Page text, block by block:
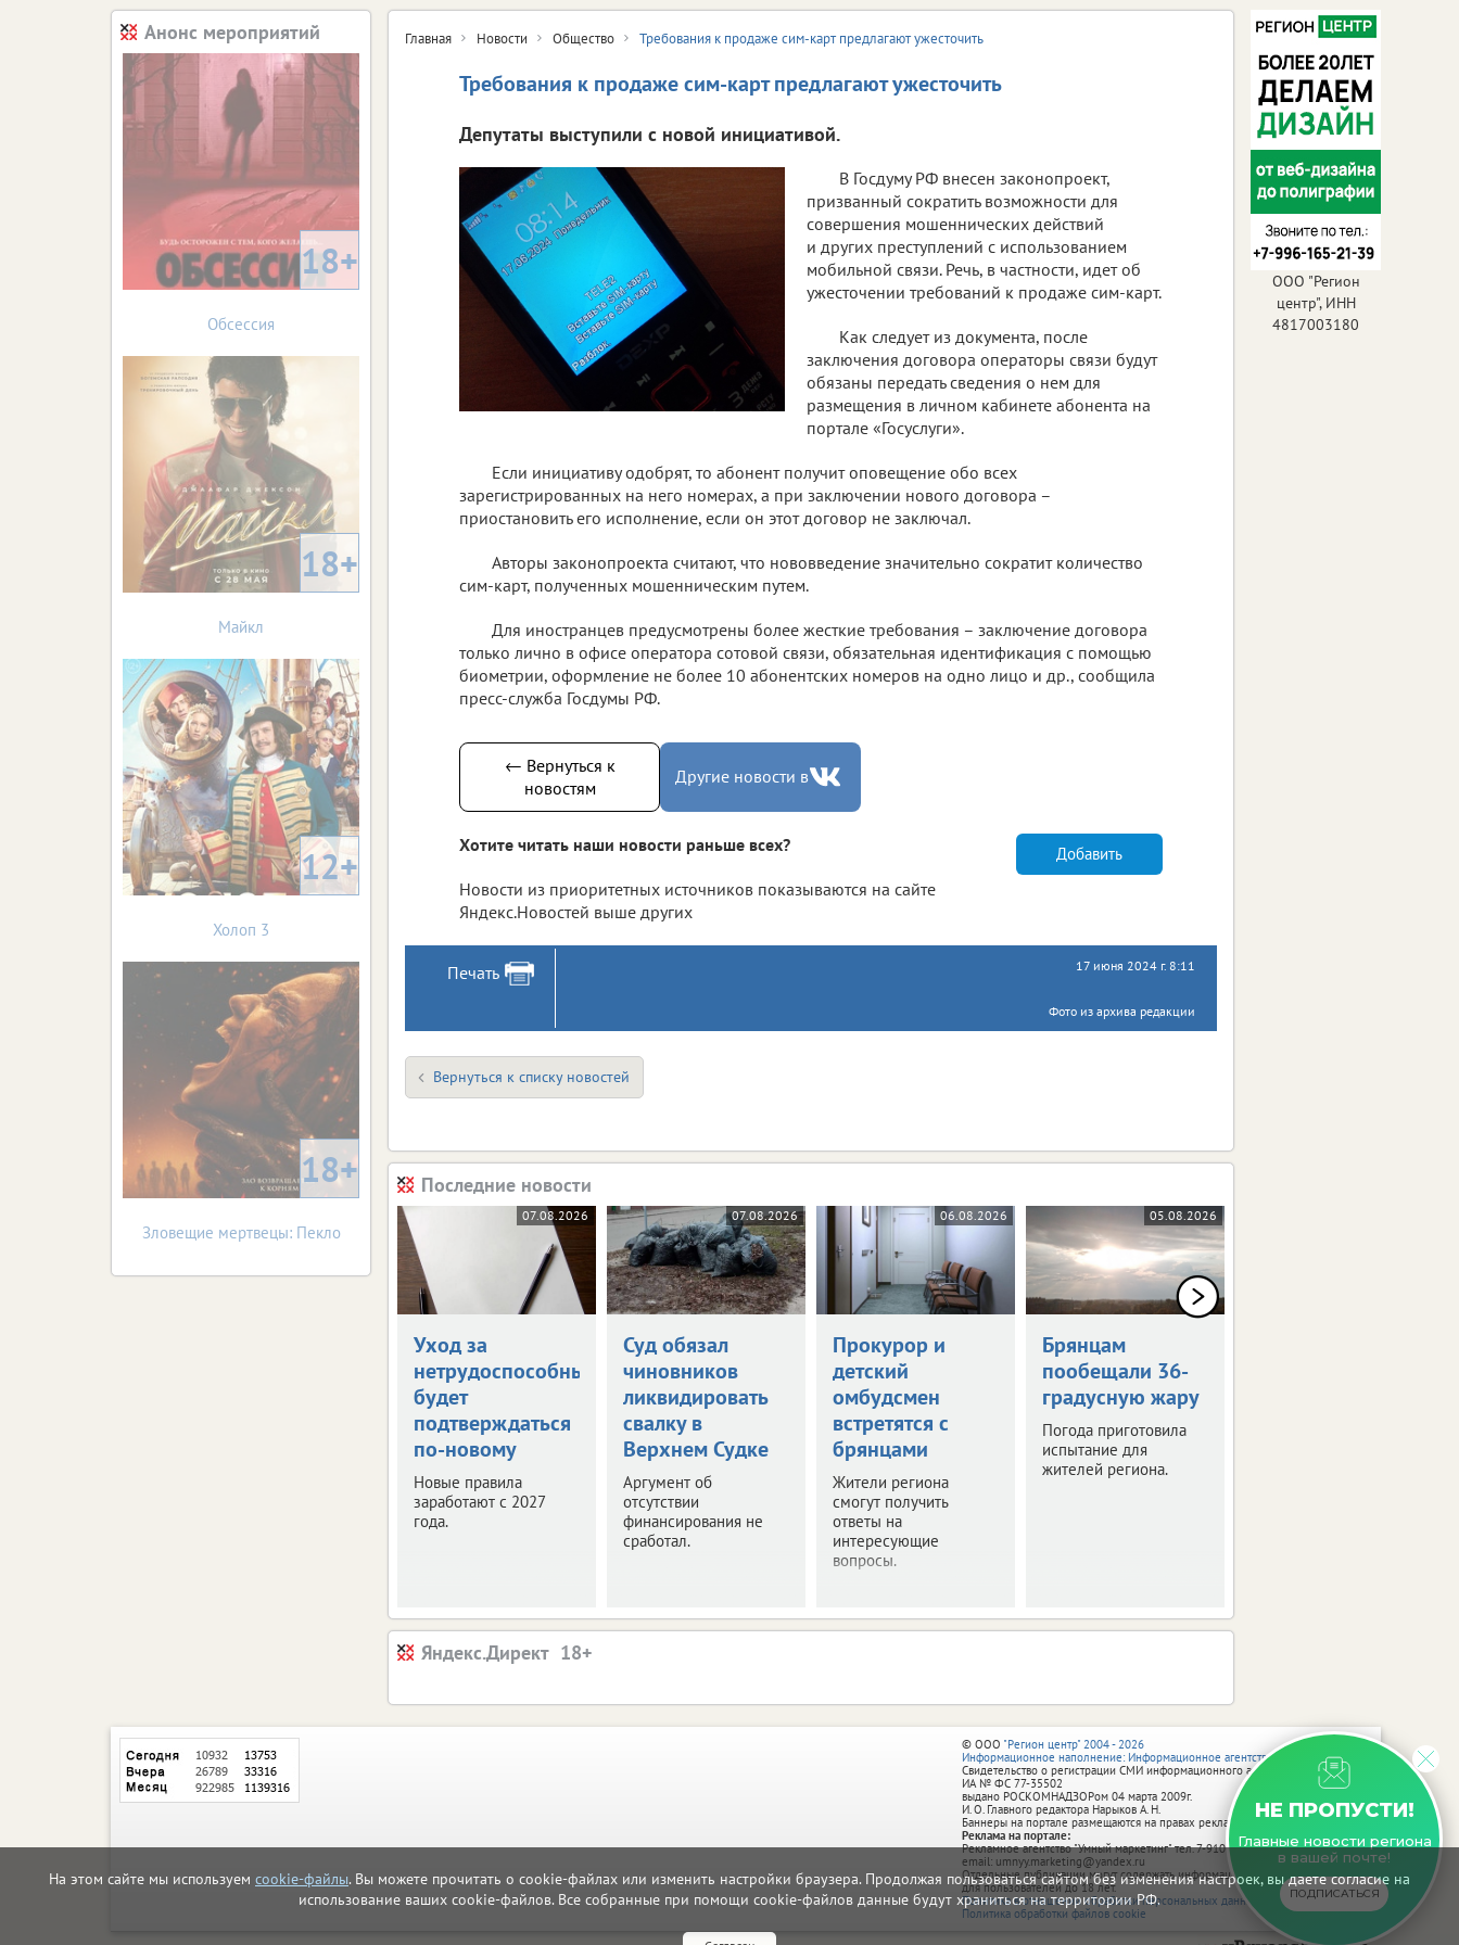
На этом сайте мы используем cookie-файлы. Вы можете прочитать о cookie-файлах или изменить настройки браузера. Продолжая пользоваться сайтом без изменения настроек, вы даете согласие на
использование ваших cookie-файлов. Все собранные при помощи cookie-файлов данные будут храниться на территории РФ.
Главная Новости Общество Требования к продаже сим-карт предлагают ужесточить
Требования к продаже сим-карт предлагают ужесточить
Депутаты выступили с новой инициативой.
В Госдуму РФ внесен законопроект,
призванный сократить возможности для
совершения мошеннических действий
и других преступлений с использованием
мобильной связи. Речь, в частности, идет об
ужесточении требований к продаже сим-карт.
Как следует из документа, после
заключения договора операторы связи будут
обязаны передать сведения о нем для
размещения в личном кабинете абонента на
портале «Госуслуги».
Если инициативу одобрят, то абонент получит оповещение обо всех
зарегистрированных на него номерах, а при заключении нового договора –
приостановить его исполнение, если он этот договор не заключал.
Авторы законопроекта считают, что нововведение значительно сократит количество
сим-карт, полученных мошенническим путем.
Для иностранцев предусмотрены более жесткие требования – заключение договора
только лично в офисе оператора сотовой связи, обязательная идентификация с помощью
биометрии, оформление не более 10 абонентских номеров на одно лицо и др., сообщила
пресс-служба Госдумы РФ.
← Вернуться к
новостям
Другие новости в
Хотите читать наши новости раньше всех?
Новости из приоритетных источников показываются на сайте
Яндекс.Новостей выше других
Добавить
Печать 17 июня 2024 г. 8:11
Фото из архива редакции
Вернуться к списку новостей
Последние новости
07.08.2026
Уход за
нетрудоспособными
будет
подтверждаться
по-новому
Новые правила
заработают с 2027
года.
07.08.2026
Суд обязал
чиновников
ликвидировать
свалку в
Верхнем Судке
Аргумент об
отсутствии
финансирования не
сработал.
06.08.2026
Прокурор и
детский
омбудсмен
встретятся с
брянцами
Жители региона
смогут получить
ответы на
интересующие
вопросы.
05.08.2026
Брянцам
пообещали 36-
градусную жару
Погода приготовила
испытание для
жителей региона.
Яндекс.Директ
Анонс мероприятий
18+
Обсессия
18+
Майкл
12+
Холоп 3
18+
Зловещие мертвецы: Пекло
ООО "Регион
центр", ИНН
4817003180
НЕ ПРОПУСТИ!
Главные новости региона
в вашей почте!
ПОДПИСАТЬСЯ
© ООО "Регион центр" 2004 - 2026
Информационное наполнение: Информационное агентство vRossii.ru
Свидетельство о регистрации СМИ информационного агентства vRossii.ru
ИА № ФС 77‑35502
выдано РОСКОМНАДЗОРом 04 марта 2009г.
И. О. Главного редактора Нарыков А. Н.
Баннеры на портале размещаются на правах рекламы.
Реклама на портале:
Рекламное агентство "Умный маркетинг" тел. 7-910-267-70-40,
email: umnyy.marketing@yandex.ru
Отдельные публикации могут содержать информацию, не предназначенную
для пользователей до 18 лет.
Политика в отношении обработки персональных данных
Политика обработки файлов cookie